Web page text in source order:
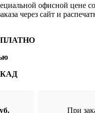
офисной цене со
через сайт и
При